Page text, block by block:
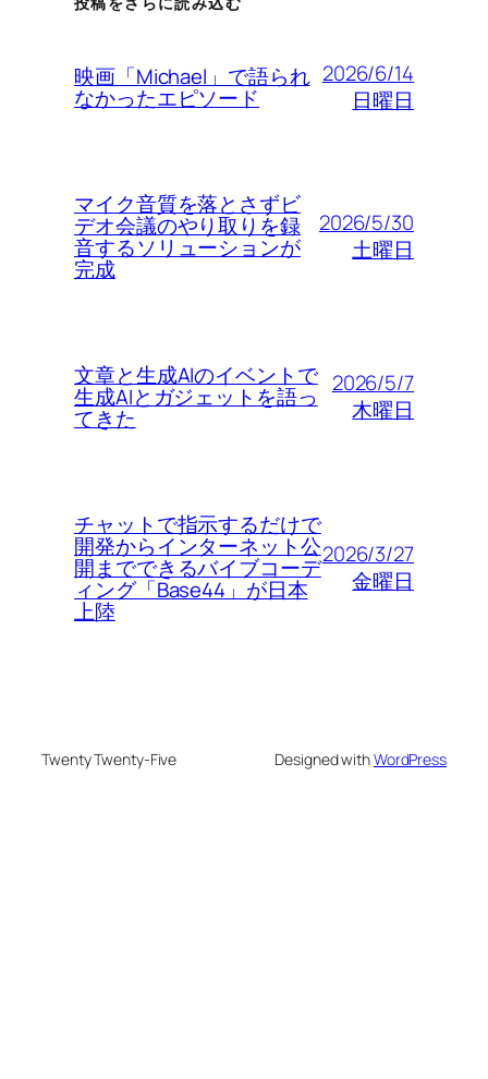
映画「Michael」で語られ
なかったエピソード
2026/6/14
日曜日
マイク音質を落とさずビ
デオ会議のやり取りを録
音するソリューションが
完成
2026/5/30
土曜日
文章と生成AIのイベントで
生成AIとガジェットを語っ
てきた
2026/5/7
木曜日
チャットで指示するだけで
開発からインターネット公
開までできるバイブコーデ
ィング「Base44」が日本
上陸
2026/3/27
金曜日
Twenty Twenty-Five Designed withWordPress